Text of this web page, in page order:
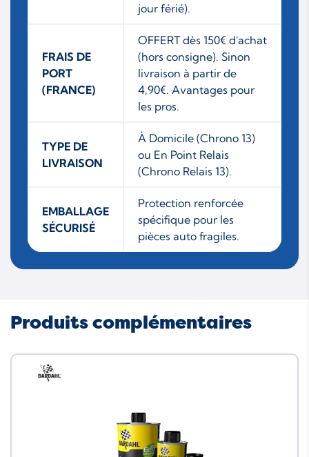
jour férié).
FRAIS DE
PORT
(FRANCE)
OFFERT dès 150€ d'achat
(hors consigne). Sinon
livraison à partir de
4,90€. Avantages pour
les pros.
TYPE DE
LIVRAISON
À Domicile (Chrono 13)
ou En Point Relais
(Chrono Relais 13).
EMBALLAGE
SÉCURISÉ
Protection renforcée
spécifique pour les
pièces auto fragiles.
Produits complémentaires
Neuf